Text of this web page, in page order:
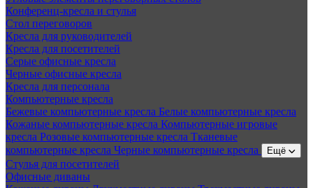
Конференц-кресла и стулья
Стол переговоров
Кресла для руководителей
Кресла для посетителей
Серые офисные кресла
Черные офисные кресла
Кресла для персонала
Компьютерные кресла
Бежевые компьютерные кресла Белые компьютерные кресла
Кожаные компьютерные кресла Компьютерные игровые
кресла Розовые компьютерные кресла Тканевые
компьютерные кресла Черные компьютерные кресла Ещё
Стулья для посетителей
Офисные диваны